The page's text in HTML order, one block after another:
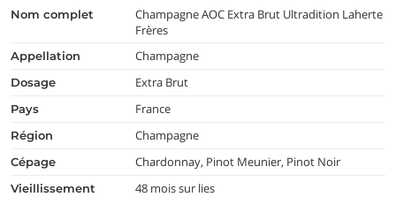
nom complet
Champagne AOC Extra Brut Ultradition Laherte
Frères
appellation Champagne
dosage Extra Brut
pays France
région Champagne
cépage Chardonnay, Pinot Meunier, Pinot Noir
vieillissement 48 mois sur lies